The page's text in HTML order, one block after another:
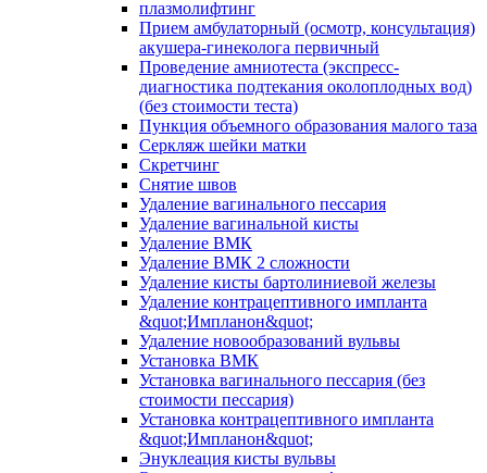
плазмолифтинг
Прием амбулаторный (осмотр, консультация)
акушера-гинеколога первичный
Проведение амниотеста (экспресс-
диагностика подтекания околоплодных вод)
(без стоимости теста)
Пункция объемного образования малого таза
Серкляж шейки матки
Скретчинг
Снятие швов
Удаление вагинального пессария
Удаление вагинальной кисты
Удаление ВМК
Удаление ВМК 2 сложности
Удаление кисты бартолиниевой железы
Удаление контрацептивного импланта
&quot;Импланон&quot;
Удаление новообразований вульвы
Установка ВМК
Установка вагинального пессария (без
стоимости пессария)
Установка контрацептивного импланта
&quot;Импланон&quot;
Энуклеация кисты вульвы